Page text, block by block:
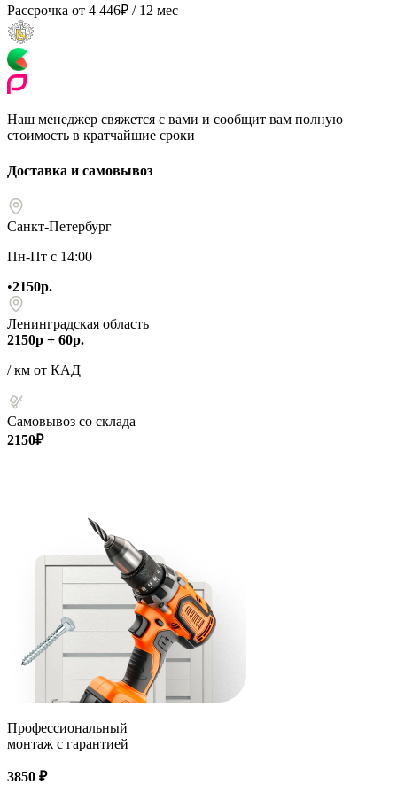
Рассрочка от 4 446₽ / 12 мес
Наш менеджер свяжется с вами и сообщит вам полную
стоимость в кратчайшие сроки
Доставка и самовывоз
Санкт-Петербург
Пн-Пт с 14:00
•2150р.
Ленинградская область
2150р + 60р.
/ км от КАД
Самовывоз со склада
2150₽
Профессиональный
монтаж с гарантией
3850 ₽